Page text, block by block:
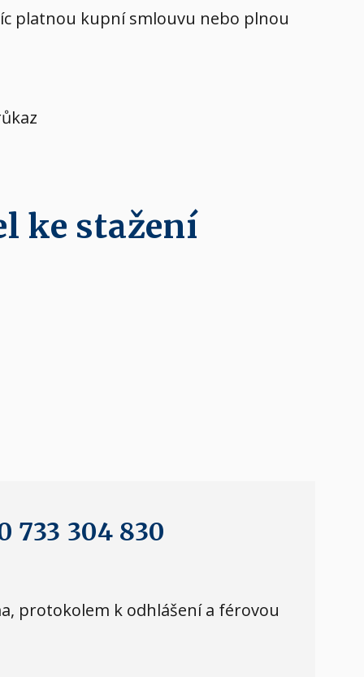
platnou kupní smlouvu nebo plnou
ke stažení
304 830
protokolem k odhlášení a férovou